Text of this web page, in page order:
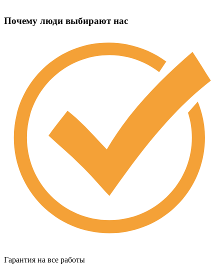
Почему люди выбирают нас
Гарантия на все работы